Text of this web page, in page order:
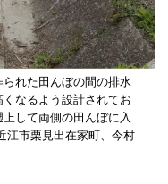
られた田んぼの間の排水
なるよう設計されてお
して両側の田んぼに入
江市栗見出在家町、今村